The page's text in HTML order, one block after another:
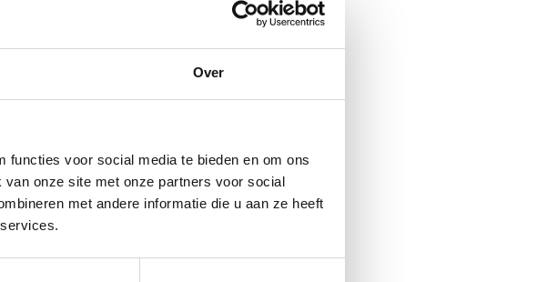
Over
functies voor social media te bieden en om ons
onze site met onze partners voor social
met andere informatie die u aan ze heeft